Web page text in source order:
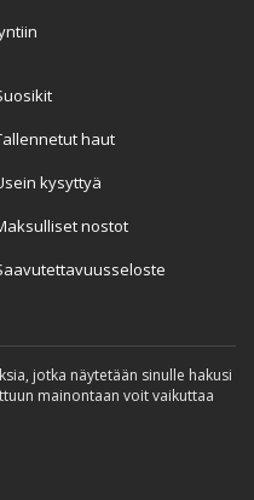
haut
kysyttyä
nostot
jotka näytetään sinulle hakusi
mainontaan voit vaikuttaa